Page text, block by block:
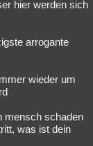
hier werden sich
arrogante
wieder um
mensch schaden
was ist dein